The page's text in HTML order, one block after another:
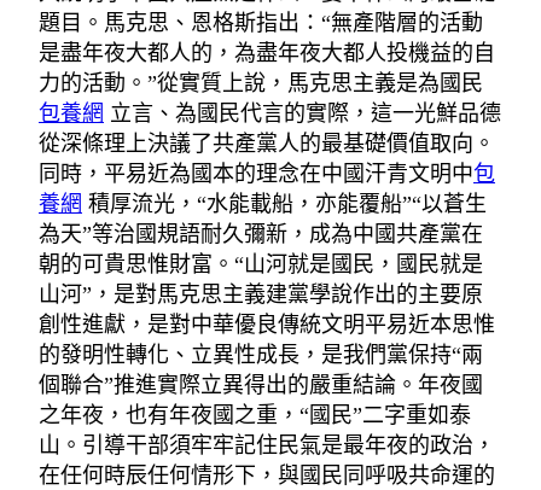
題目。馬克思、恩格斯指出：“無產階層的活動
是盡年夜大都人的，為盡年夜大都人投機益的自
力的活動。”從實質上說，馬克思主義是為國民
包養網 立言、為國民代言的實際，這一光鮮品德
從深條理上決議了共產黨人的最基礎價值取向。
同時，平易近為國本的理念在中國汗青文明中包
養網 積厚流光，“水能載船，亦能覆船”“以蒼生
為天”等治國規語耐久彌新，成為中國共產黨在
朝的可貴思惟財富。“山河就是國民，國民就是
山河”，是對馬克思主義建黨學說作出的主要原
創性進獻，是對中華優良傳統文明平易近本思惟
的發明性轉化、立異性成長，是我們黨保持“兩
個聯合”推進實際立異得出的嚴重結論。年夜國
之年夜，也有年夜國之重，“國民”二字重如泰
山。引導干部須牢牢記住民氣是最年夜的政治，
在任何時辰任何情形下，與國民同呼吸共命運的